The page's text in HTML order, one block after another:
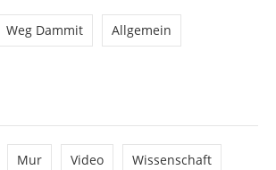
Weg Dammit Allgemein
Mur Video Wissenschaft